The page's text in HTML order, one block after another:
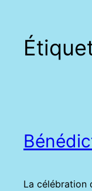
La célébration